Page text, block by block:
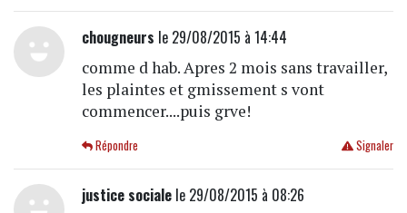
chougneurs le 29/08/2015 à 14:44
comme d hab. Apres 2 mois sans travailler,
les plaintes et gmissement s vont
commencer....puis grve!
Signaler
Répondre
justice socialele 29/08/2015 à 08:26